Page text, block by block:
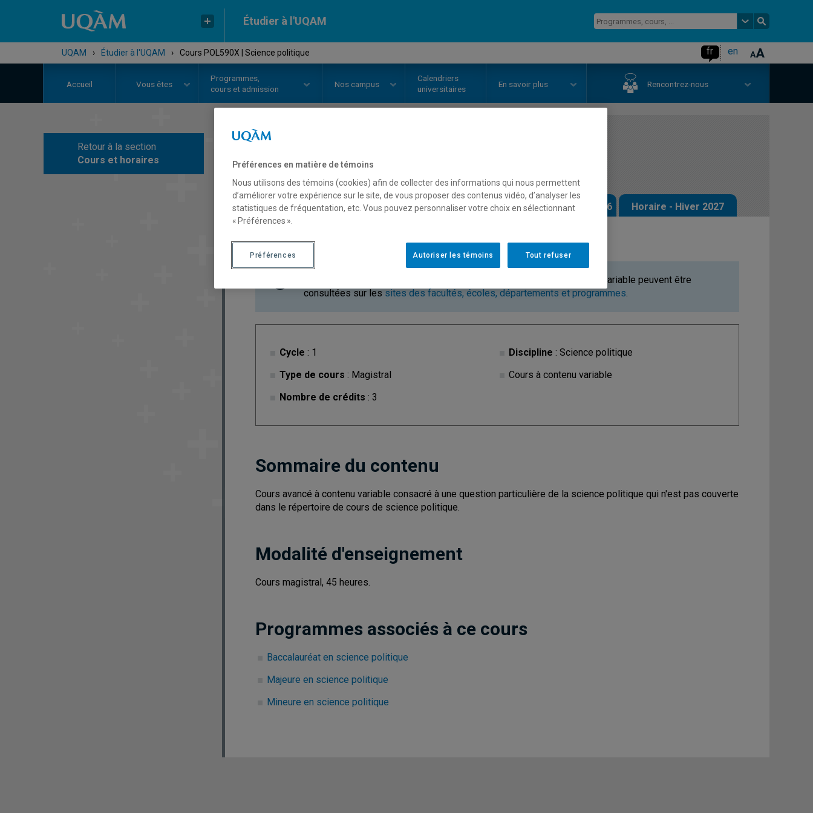
Étudier à l'UQAM
UQAM › Étudier à l'UQAM › Cours POL590X | Science politique fr en
Accueil Vous êtes
Programmes,
cours et admission
Nos campus
Calendriers
universitaires
En savoir plus Rencontrez-nous
Retour à la section
Cours et horaires
COURS// POL590X
Description Horaire - Été 2026 Horaire - Automne 2026 Horaire - Hiver 2027
Ce cours est à contenu variable. Les descriptions des cours à contenu variable peuvent être
consultées sur les sites des facultés, écoles, départements et programmes.
Cycle : 1
Type de cours : Magistral
Nombre de crédits : 3
Discipline : Science politique
Cours à contenu variable
Sommaire du contenu
Cours avancé à contenu variable consacré à une question particulière de la science politique qui n'est pas couverte
dans le répertoire de cours de science politique.
Modalité d'enseignement
Cours magistral, 45 heures.
Programmes associés à ce cours
Baccalauréat en science politique
Majeure en science politique
Mineure en science politique
Préférences en matière de témoins
Nous utilisons des témoins (cookies) afin de collecter des informations qui nous permettent
d’améliorer votre expérience sur le site, de vous proposer des contenus vidéo, d’analyser les
statistiques de fréquentation, etc. Vous pouvez personnaliser votre choix en sélectionnant
« Préférences ».
Tout refuser
Autoriser les témoins
Préférences